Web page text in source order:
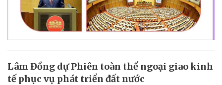
Lâm Đồng dự Phiên toàn thể ngoại giao kinh
tế phục vụ phát triển đất nước